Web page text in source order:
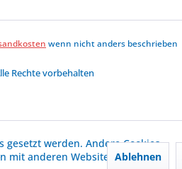
wenn nicht anders beschrieben
Rechte vorbehalten
werden. Andere Cookies,
mit anderen Websites undAblehnen